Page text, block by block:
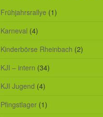
Frühjahrsrallye (1)
Karneval (4)
Kinderbörse Rheinbach (2)
KJI – intern (34)
KJI Jugend (4)
Pfingstlager (1)